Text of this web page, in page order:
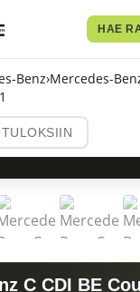
HAE
Benz›Mercedes-
C CDI BE